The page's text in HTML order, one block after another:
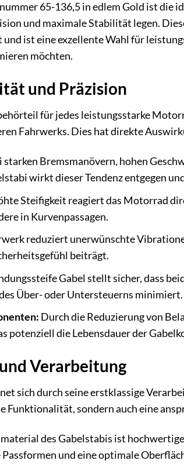
65-136,5 in edlem Gold ist die
und maximale Stabilität legen.
ist eine exzellente Wahl für
möchten.
und Präzision
für jedes leistungsstarke
Fahrwerks. Dies hat direkte
starken Bremsmanövern, hohen
wirkt dieser Tendenz entgegen
Steifigkeit reagiert das Motorrad
in Kurvenpassagen.
reduziert unerwünschte
beiträgt.
Gabel stellt sicher, dass
Über- oder Untersteuerns minimiert.
Durch die Reduzierung von
potenziell die Lebensdauer der
Verarbeitung
sich durch seine erstklassige
Funktionalität, sondern auch eine
des Gabelstabis ist
und eine optimale